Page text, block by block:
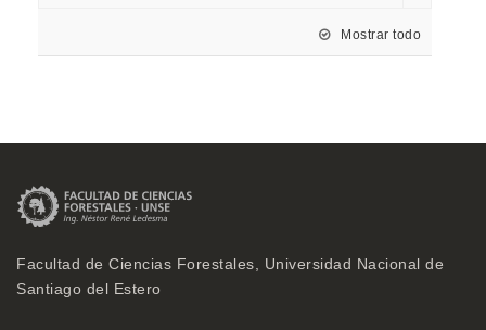
Mostrar todo
Facultad de Ciencias Forestales, Universidad Nacional de
Santiago del Estero